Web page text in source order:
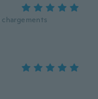
chargements